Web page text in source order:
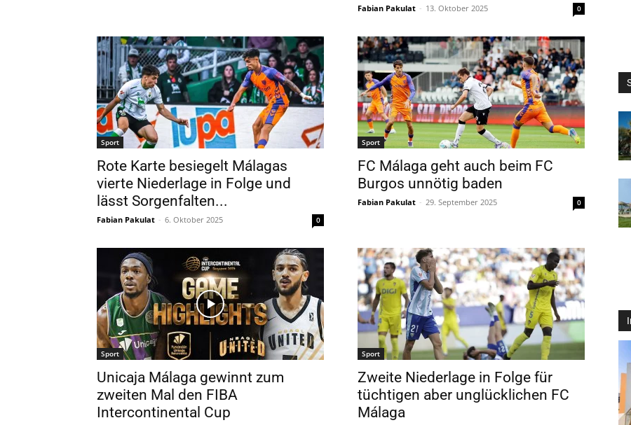
Fabian Pakulat - 13. Oktober 2025 0
Sport
Rote Karte besiegelt Málagas
vierte Niederlage in Folge und
lässt Sorgenfalten...
Fabian Pakulat - 6. Oktober 2025 0
Sport
FC Málaga geht auch beim FC
Burgos unnötig baden
Fabian Pakulat - 29. September 2025 0
Sport
Unicaja Málaga gewinnt zum
zweiten Mal den FIBA
Intercontinental Cup
Sport
Zweite Niederlage in Folge für
tüchtigen aber unglücklichen FC
Málaga